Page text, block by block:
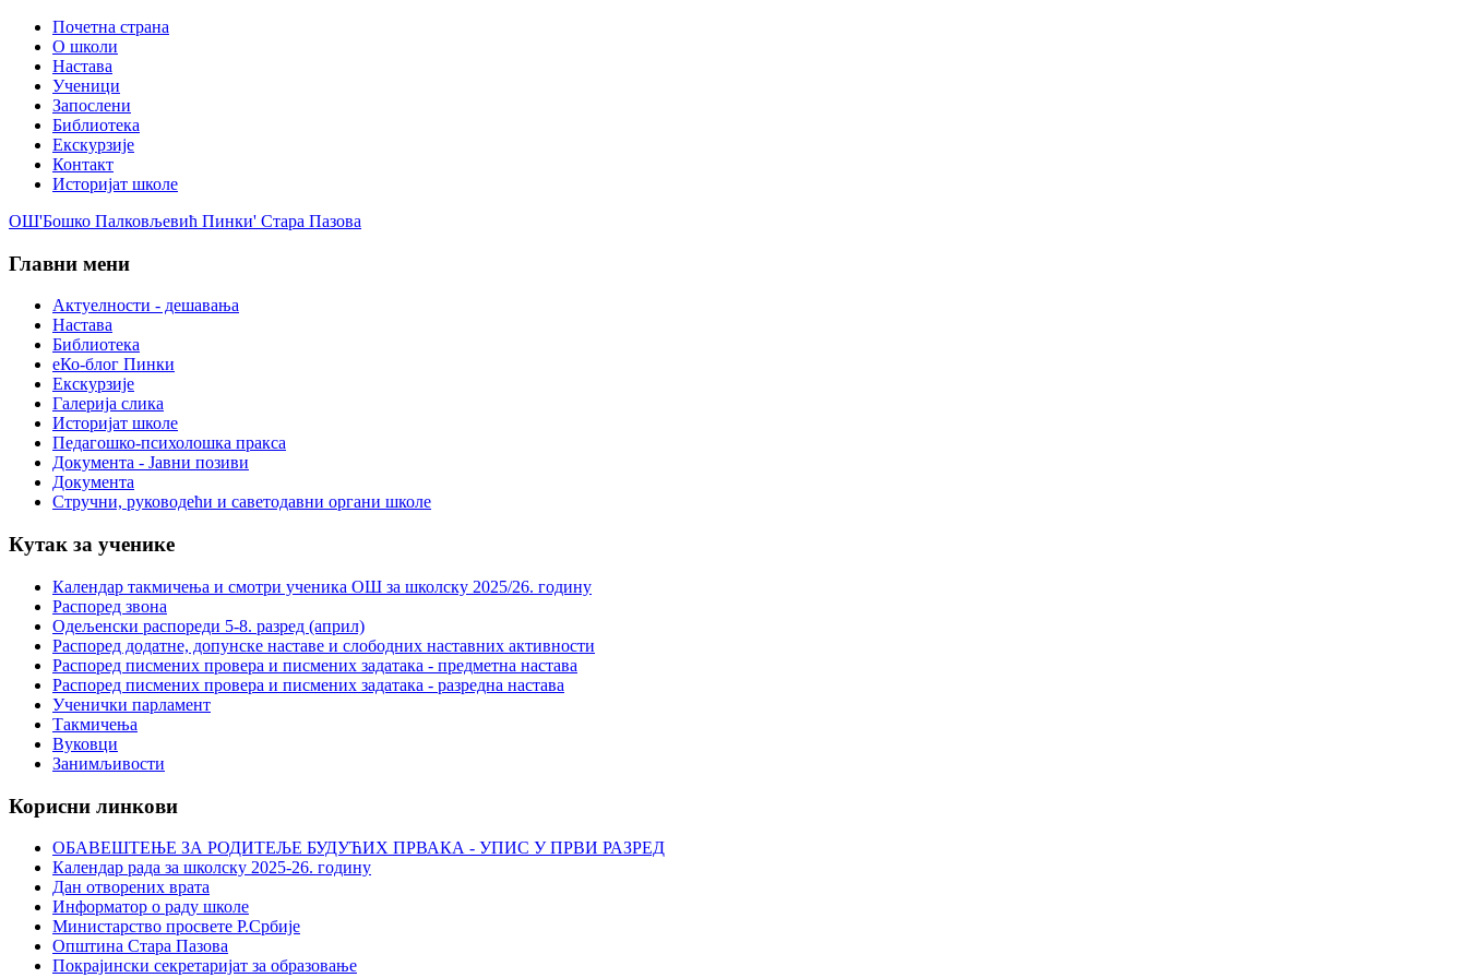
Почетна страна
О школи
Настава
Ученици
Запослени
Библиотека
Екскурзије
Контакт
Историјат школе
ОШ'Бошко Палковљевић Пинки' Стара Пазова
Главни мени
Актуелности - дешавања
Настава
Библиотека
еКо-блог Пинки
Екскурзије
Галерија слика
Историјат школе
Педагошко-психолошка пракса
Документа - Јавни позиви
Документа
Стручни, руководећи и саветодавни органи школе
Кутак за ученике
Календар такмичења и смотри ученика ОШ за школску 2025/26. годину
Распоред звона
Одељенски распореди 5-8. разред (април)
Распоред додатне, допунске наставе и слободних наставних активности
Распоред писмених провера и писмених задатака - предметна настава
Распоред писмених провера и писмених задатака - разредна настава
Ученички парламент
Такмичења
Вуковци
Занимљивости
Корисни линкови
ОБАВЕШТЕЊЕ ЗА РОДИТЕЉЕ БУДУЋИХ ПРВАКА - УПИС У ПРВИ РАЗРЕД
Календар рада за школску 2025-26. годину
Дан отворених врата
Информатор о раду школе
Министарство просвете Р.Србије
Општина Стара Пазова
Покрајински секретаријат за образовање